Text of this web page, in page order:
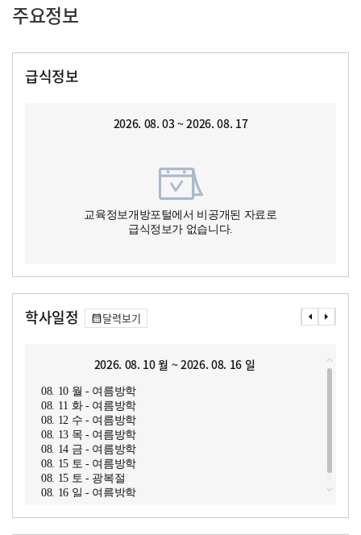
주요정보
급식정보
2026. 08. 03 ~ 2026. 08. 17
교육정보개방포털에서 비공개된 자료로
급식정보가 없습니다.
학사일정 달력보기
2026. 08. 10 월 ~ 2026. 08. 16 일
08. 10 월 - 여름방학
08. 11 화 - 여름방학
08. 12 수 - 여름방학
08. 13 목 - 여름방학
08. 14 금 - 여름방학
08. 15 토 - 여름방학
08. 15 토 - 광복절
08. 16 일 - 여름방학